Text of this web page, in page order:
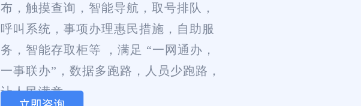
布，触摸查询，智能导航，取号排队，
呼叫系统，事项办理惠民措施，自助服
务，智能存取柜等 ，满足 “一网通办，
一事联办”，数据多跑路，人员少跑路，
让人民满意。